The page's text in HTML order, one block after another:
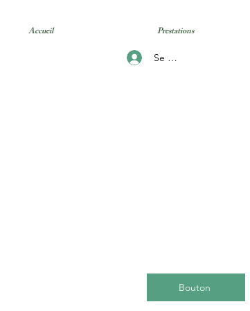
Se connecter
Accueil Prestations
Bouton